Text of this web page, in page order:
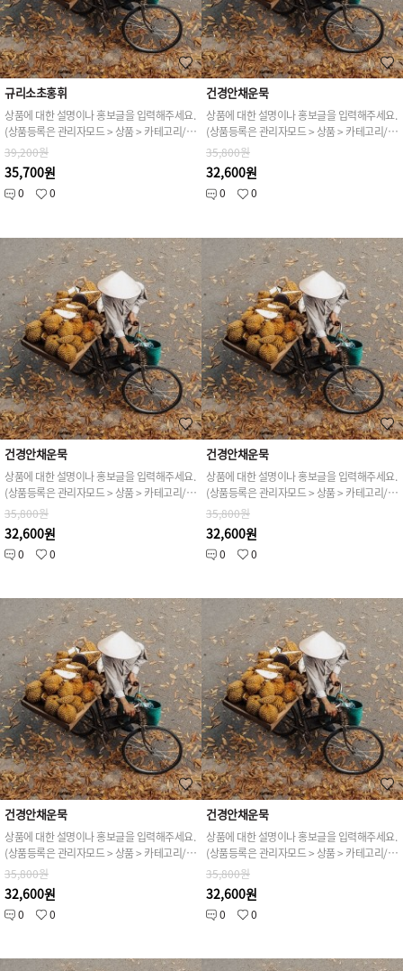
규리소초홍휘
상품에 대한 설명이나 홍보글을 입력해주세요.
(상품등록은 관리자모드 > 상품 > 카테고리/상품관리 > 상품등록 가능)
39,200원
35,700원
0 0
건경안채운묵
상품에 대한 설명이나 홍보글을 입력해주세요.
(상품등록은 관리자모드 > 상품 > 카테고리/상품관리 > 상품등록 가능)
35,800원
32,600원
0 0
건경안채운묵
상품에 대한 설명이나 홍보글을 입력해주세요.
(상품등록은 관리자모드 > 상품 > 카테고리/상품관리 > 상품등록 가능)
35,800원
32,600원
0 0
건경안채운묵
상품에 대한 설명이나 홍보글을 입력해주세요.
(상품등록은 관리자모드 > 상품 > 카테고리/상품관리 > 상품등록 가능)
35,800원
32,600원
0 0
건경안채운묵
상품에 대한 설명이나 홍보글을 입력해주세요.
(상품등록은 관리자모드 > 상품 > 카테고리/상품관리 > 상품등록 가능)
35,800원
32,600원
0 0
건경안채운묵
상품에 대한 설명이나 홍보글을 입력해주세요.
(상품등록은 관리자모드 > 상품 > 카테고리/상품관리 > 상품등록 가능)
35,800원
32,600원
0 0